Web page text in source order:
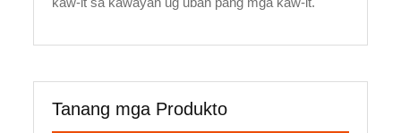
Tanang mga Produkto